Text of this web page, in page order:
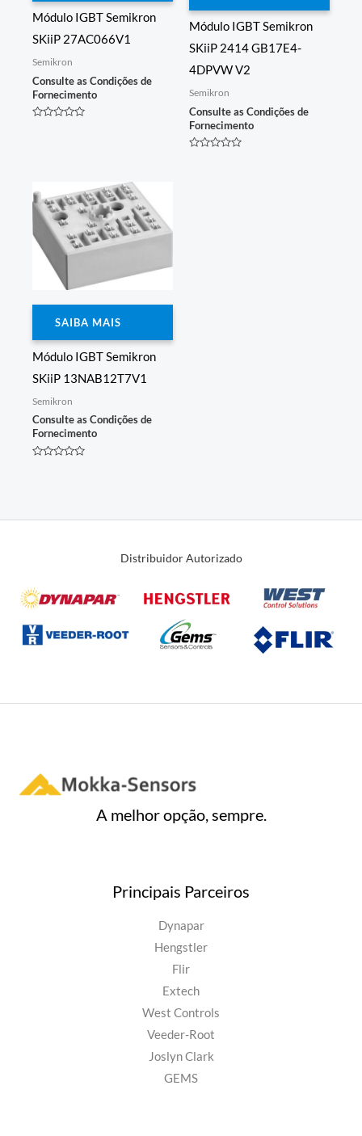
Módulo IGBT Semikron
SKiiP 27AC066V1
Semikron
Consulte as Condições de
Fornecimento
Módulo IGBT Semikron
SKiiP 2414 GB17E4-
4DPVW V2
Semikron
Consulte as Condições de
Fornecimento
SAIBA MAIS
Módulo IGBT Semikron
SKiiP 13NAB12T7V1
Semikron
Consulte as Condições de
Fornecimento
Distribuidor Autorizado
A melhor opção, sempre.
Principais Parceiros
Dynapar
Hengstler
Flir
Extech
West Controls
Veeder-Root
Joslyn Clark
GEMS